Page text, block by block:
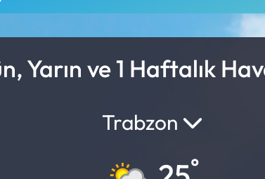
Yarın ve 1 Haftalık
Trabzon
°